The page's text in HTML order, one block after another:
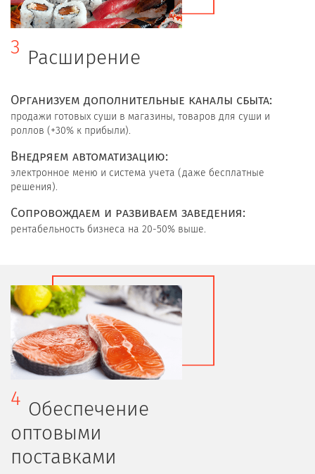
3 Расширение
Организуем дополнительные каналы сбыта:
продажи готовых суши в магазины, товаров для суши и
роллов (+30% к прибыли).
Внедряем автоматизацию:
электронное меню и система учета (даже бесплатные
решения).
Сопровождаем и развиваем заведения:
рентабельность бизнеса на 20-50% выше.
4 Обеспечение
оптовыми
поставками